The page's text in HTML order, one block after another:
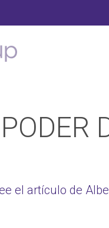
el artículo de